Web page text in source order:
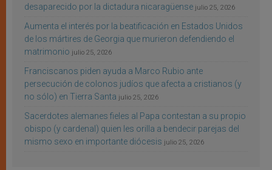
desaparecido por la dictadura nicaragüense julio 25, 2026
Aumenta el interés por la beatificación en Estados Unidos
de los mártires de Georgia que murieron defendiendo el
matrimonio julio 25, 2026
Franciscanos piden ayuda a Marco Rubio ante
persecución de colonos judíos que afecta a cristianos (y
no sólo) en Tierra Santa julio 25, 2026
Sacerdotes alemanes fieles al Papa contestan a su propio
obispo (y cardenal) quien les orilla a bendecir parejas del
mismo sexo en importante diócesis julio 25, 2026